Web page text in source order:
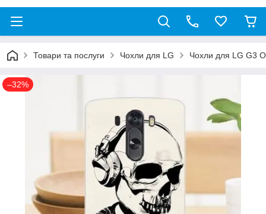
Товари та послуги Чохли для LG Чохли для LG G3
–32%